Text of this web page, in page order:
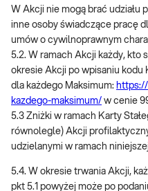
W Akcji nie mogą brać udziału
inne osoby świadczące pracę
umów o cywilnoprawnym
5.2. W ramach Akcji każdy, kto
okresie Akcji po wpisaniu kodu
dla każdego Maksimum:
kazdego-maksimum/ w cenie
5.3 Zniżki w ramach Karty
równolegle) Akcji
udzielanymi w ramach
5.4. W okresie trwania Akcji,
pkt 5.1 powyżej może po